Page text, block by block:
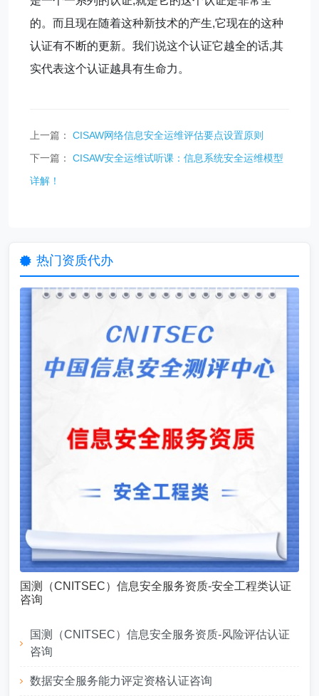
的。而且现在随着这种新技术的产生,它现在的这种
认证有不断的更新。我们说这个认证它越全的话,其
实代表这个认证越具有生命力。
上一篇：
CISAW网络信息安全运维评估要点设置原则
下一篇：
CISAW安全运维试听课：信息系统安全运维模型
详解！
热门资质代办
国测（CNITSEC）信息安全服务资质-安全工程类认证
咨询
国测（CNITSEC）信息安全服务资质-风险评估认证
咨询
数据安全服务能力评定资格认证咨询